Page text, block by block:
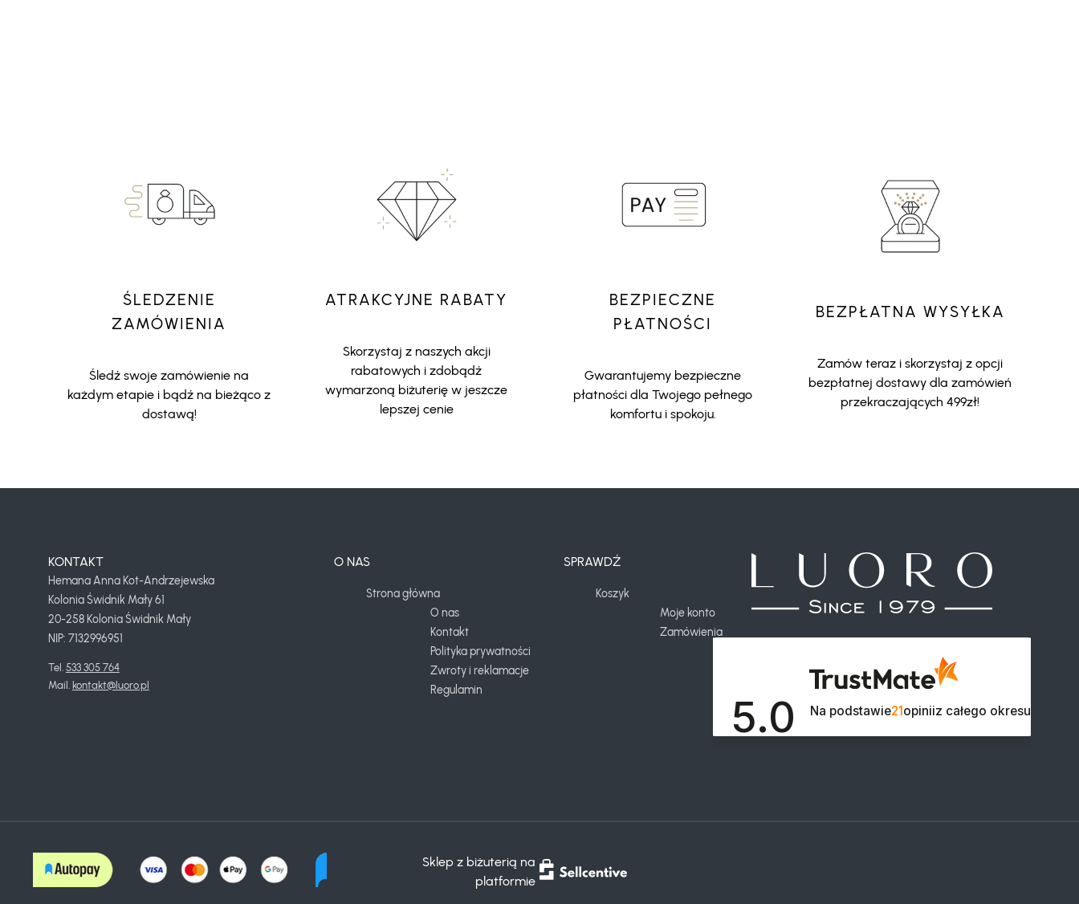
ŚLEDZENIE
ZAMÓWIENIA
Śledź swoje zamówienie na
każdym etapie i bądź na bieżąco z
dostawą!
ATRAKCYJNE RABATY
Skorzystaj z naszych akcji
rabatowych i zdobądź
wymarzoną biżuterię w jeszcze
lepszej cenie
BEZPIECZNE
PŁATNOŚCI
Gwarantujemy bezpieczne
płatności dla Twojego pełnego
komfortu i spokoju.
BEZPŁATNA WYSYŁKA
Zamów teraz i skorzystaj z opcji
bezpłatnej dostawy dla zamówień
przekraczających 499zł!
KONTAKT
Hemana Anna Kot-Andrzejewska
Kolonia Świdnik Mały 61
20-258 Kolonia Świdnik Mały
NIP: 7132996951
Tel. 533 305 764
Mail. kontakt@luoro.pl
O NAS
Strona główna
O nas
Kontakt
Polityka prywatności
Zwroty i reklamacje
Regulamin
SPRAWDŹ
Koszyk
Moje konto
Zamówienia
5.0 Na podstawie21opiniiz całego okresu
Sklep z biżuterią na
platformie